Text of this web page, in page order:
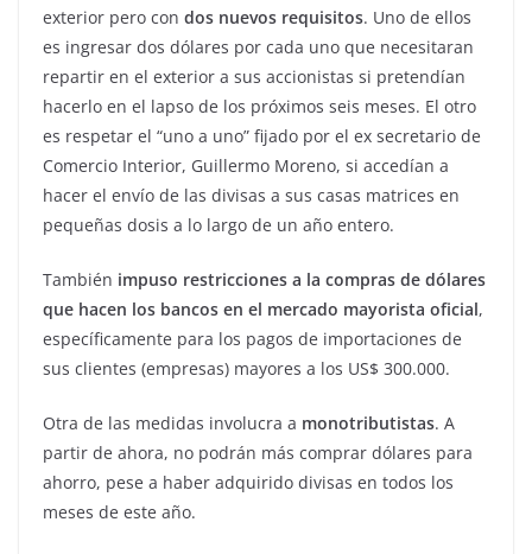
exterior pero con dos nuevos requisitos. Uno de ellos
es ingresar dos dólares por cada uno que necesitaran
repartir en el exterior a sus accionistas si pretendían
hacerlo en el lapso de los próximos seis meses. El otro
es respetar el “uno a uno” fijado por el ex secretario de
Comercio Interior, Guillermo Moreno, si accedían a
hacer el envío de las divisas a sus casas matrices en
pequeñas dosis a lo largo de un año entero.
También impuso restricciones a la compras de dólares
que hacen los bancos en el mercado mayorista oficial,
específicamente para los pagos de importaciones de
sus clientes (empresas) mayores a los US$ 300.000.
Otra de las medidas involucra a monotributistas. A
partir de ahora, no podrán más comprar dólares para
ahorro, pese a haber adquirido divisas en todos los
meses de este año.